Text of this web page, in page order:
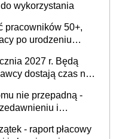
wykorzystania
pracowników 50+,
po urodzeniu
na rzecz
2027 r. Będą
dostają czas na
nie przepadną -
i
- raport płacowy